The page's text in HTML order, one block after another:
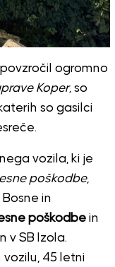
ogromno
Koper,so
so gasilci
vozila, ki je
poškodbe,
in
poškodbein
v SB Izola.
45 letni